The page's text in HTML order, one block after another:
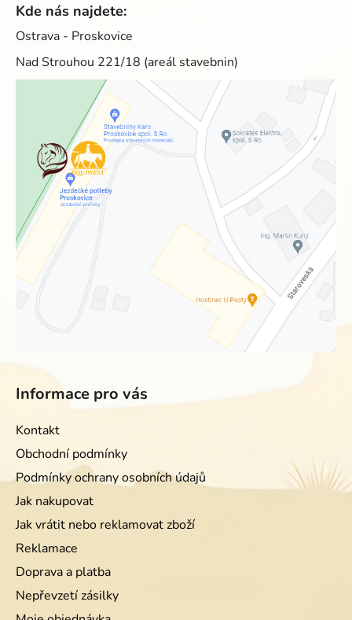
Kde nás najdete:
Ostrava - Proskovice
Nad Strouhou 221/18 (areál stavebnin)
Informace pro vás
Kontakt
Obchodní podmínky
Podmínky ochrany osobních údajů
Jak nakupovat
Jak vrátit nebo reklamovat zboží
Reklamace
Doprava a platba
Nepřevzetí zásilky